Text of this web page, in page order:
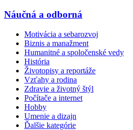
Náučná a odborná
Motivácia a sebarozvoj
Biznis a manažment
Humanitné a spoločenské vedy
História
Životopisy a reportáže
Vzťahy a rodina
Zdravie a životný štýl
Počítače a internet
Hobby
Umenie a dizajn
Ďalšie kategórie